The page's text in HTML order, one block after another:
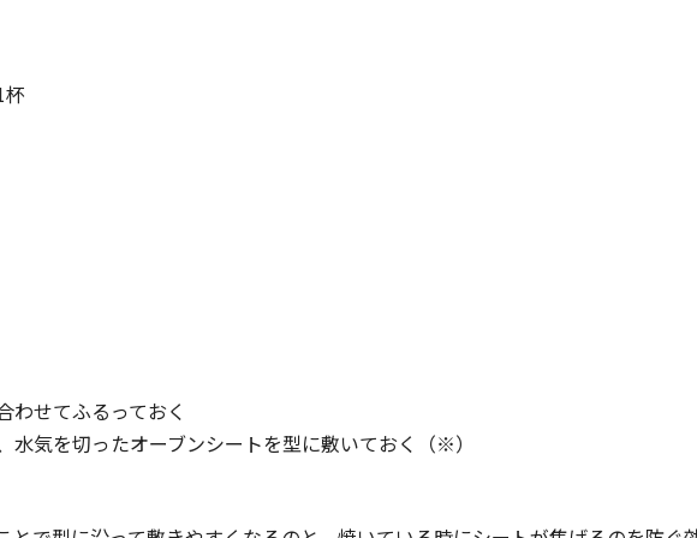
わせてふるっておく
水気を切ったオーブンシートを型に敷いておく（※）